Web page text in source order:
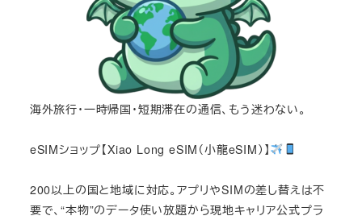
海外旅行・一時帰国・短期滞在の通信、もう迷わない。
eSIMショップ【Xiao Long eSIM（小龍eSIM）】
200以上の国と地域に対応。アプリやSIMの差し替えは不
要で、“本物”のデータ使い放題から現地キャリア公式プラ